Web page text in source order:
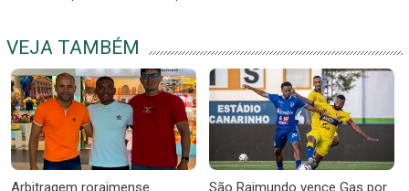
VEJA TAMBÉM
Arbitragem roraimense
São Raimundo vence Gas por